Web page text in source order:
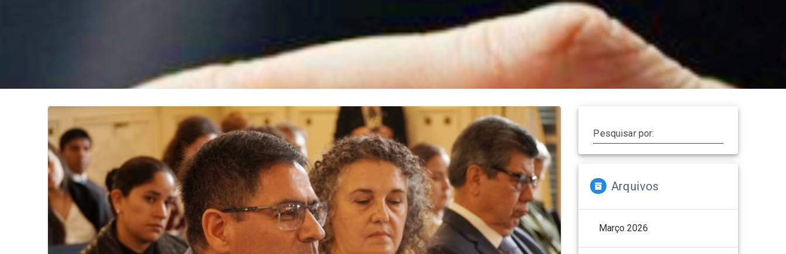
Pesquisar por:
Arquivos
Março 2026